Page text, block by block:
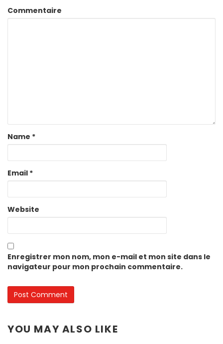
Commentaire
Name *
Email *
Website
Enregistrer mon nom, mon e-mail et mon site dans le
navigateur pour mon prochain commentaire.
YOU MAY ALSO LIKE